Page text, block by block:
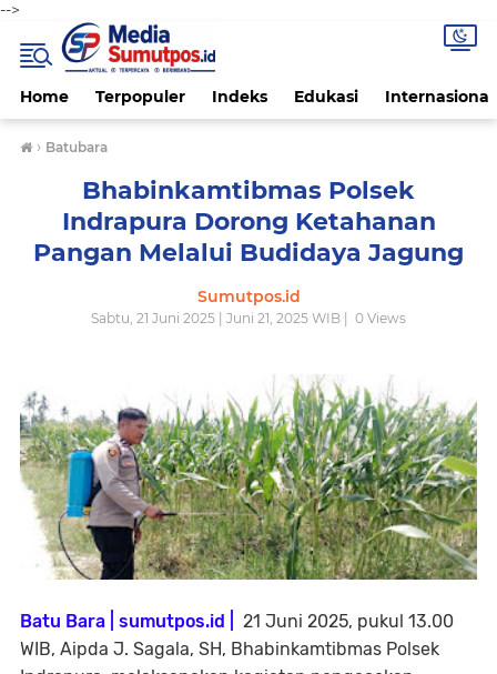
-->
Home Terpopuler Indeks Edukasi Internasional
› Batubara
Bhabinkamtibmas Polsek
Indrapura Dorong Ketahanan
Pangan Melalui Budidaya Jagung
Sumutpos.id
Sabtu, 21 Juni 2025 | Juni 21, 2025 WIB | 0 Views
Batu Bara | sumutpos.id |
21 Juni 2025, pukul 13.00
WIB, Aipda J. Sagala, SH, Bhabinkamtibmas Polsek